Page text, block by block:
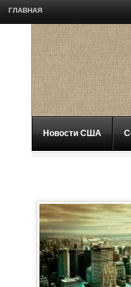
ГЛАВНАЯ
Новости США